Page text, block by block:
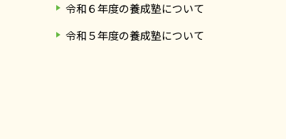
令和６年度の養成塾について
令和５年度の養成塾について